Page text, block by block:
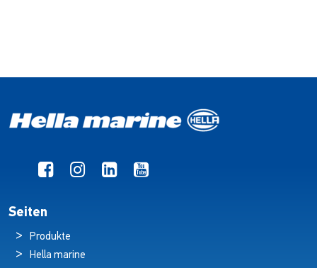
Seiten
Produkte
Hella marine